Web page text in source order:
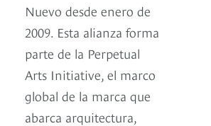
Nuevo desde enero de
2009. Esta alianza forma
parte de la Perpetual
Arts Initiative, el marco
global de la marca que
abarca arquitectura,